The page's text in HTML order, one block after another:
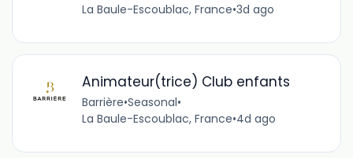
La Baule-Escoublac, France•3d ago
Animateur(trice) Club enfants
Barrière•Seasonal•
La Baule-Escoublac, France•4d ago